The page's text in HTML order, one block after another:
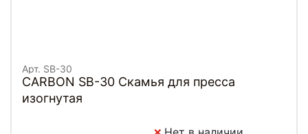
Арт. SB-30
CARBON SB-30 Скамья для пресса
изогнутая